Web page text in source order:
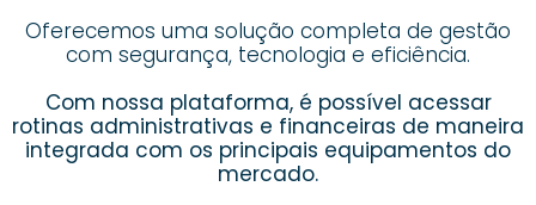
Oferecemos uma solução completa de gestão
com segurança, tecnologia e eficiência.
Com nossa plataforma, é possível acessar
rotinas administrativas e financeiras de maneira
integrada com os principais equipamentos do
mercado.